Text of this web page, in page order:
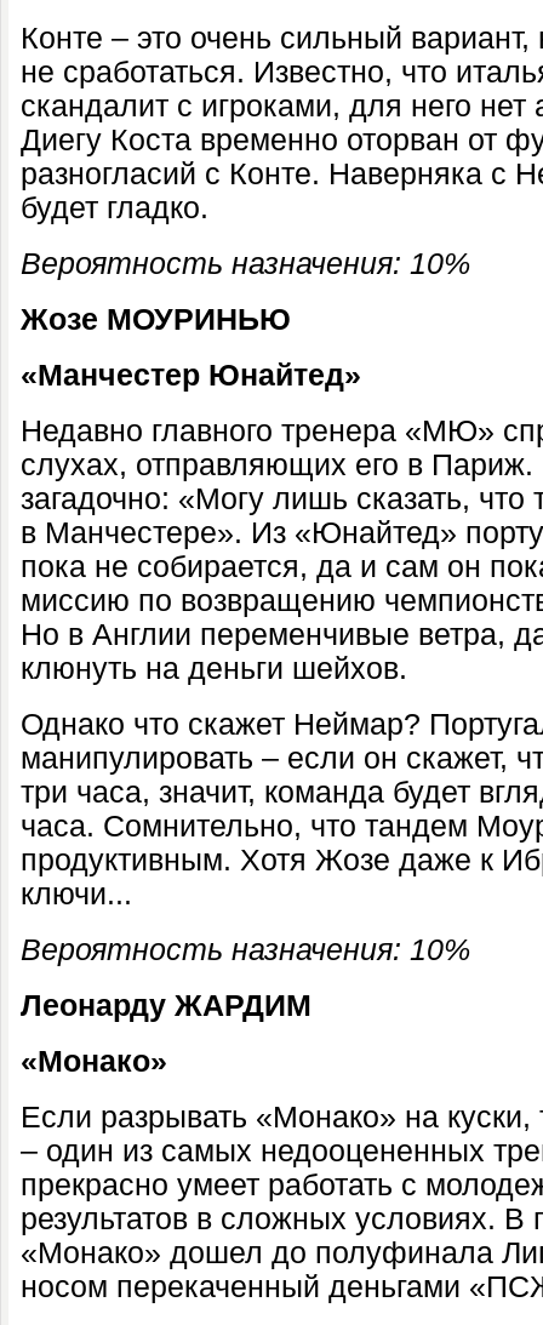
Конте – это очень сильный
не сработаться. Известно, что
скандалит с игроками, для него нет
Диегу Коста временно оторван от
разногласий с Конте. Наверняка с
будет гладко.
Вероятность назначения: 10%
Жозе МОУРИНЬЮ
«Манчестер Юнайтед»
Недавно главного тренера «МЮ»
слухах, отправляющих его в
загадочно: «Могу лишь сказать,
в Манчестере». Из «Юнайтед»
пока не собирается, да и сам он
миссию по возвращению
Но в Англии переменчивые ветра,
клюнуть на деньги шейхов.
Однако что скажет Неймар?
манипулировать – если он скажет,
три часа, значит, команда будет
часа. Сомнительно, что тандем
продуктивным. Хотя Жозе даже к
ключи...
Вероятность назначения: 10%
Леонарду ЖАРДИМ
«Монако»
Если разрывать «Монако» на
– один из самых недооцененных
прекрасно умеет работать с
результатов в сложных условиях. В
«Монако» дошел до полуфинала
носом перекаченный деньгами